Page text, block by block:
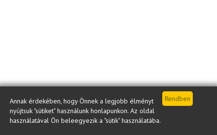
Annak érdekében, hogy Önnek a legjobb élményt
nyújtsuk "sütiket" használunk honlapunkon. Az oldal
használatával Ön beleegyezik a "sütik" használatába.